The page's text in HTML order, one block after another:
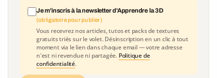
Je m'inscris à la newsletter d'Apprendre la 3D
(obligatoire pour publier)
Vous recevrez nos articles, tutos et packs de textures
gratuits triés sur le volet. Désinscription en un clic à tout
moment via le lien dans chaque email — votre adresse
n'est ni revendue ni partagée. Politique de
confidentialité.